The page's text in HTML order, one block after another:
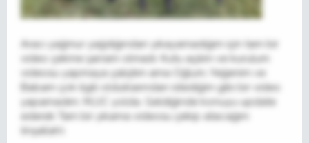
Aracı yağmur yağdığından yıkayamadığım için tam bir
video çekme şansım olmadı. Kutu açılım ve kurulum
videosu yapmaya çalıştım ama Oğlum, Yeğenim ve
Babam çok ilgili olduklarından istediğim gibi bir video
yapamadım. MJJC yolda. Geldiğinde konuyu update
ederek Tam bir yıkama videosu çekip atacağım
(inşallah).